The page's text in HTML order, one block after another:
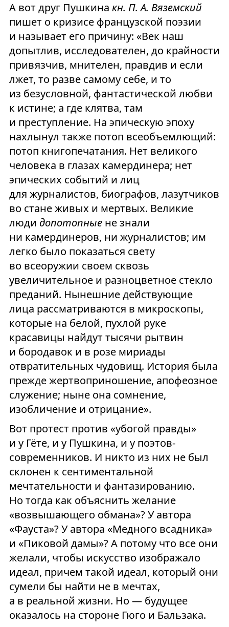
А вот друг Пушкина кн. П. А. Вяземский
пишет о кризисе французской поэзии
и называет его причину: «Век наш
допытлив, исследователен, до крайности
привязчив, мнителен, правдив и если
лжет, то разве самому себе, и то
из безусловной, фантастической любви
к истине; а где клятва, там
и преступление. На эпическую эпоху
нахлынул также потоп всеобъемлющий:
потоп книгопечатания. Нет великого
человека в глазах камердинера; нет
эпических событий и лиц
для журналистов, биографов, лазутчиков
во стане живых и мертвых. Великие
люди допотопныене знали
ни камердинеров, ни журналистов; им
легко было показаться свету
во всеоружии своем сквозь
увеличительное и разноцветное стекло
преданий. Нынешние действующие
лица рассматриваются в микроскопы,
которые на белой, пухлой руке
красавицы найдут тысячи рытвин
и бородавок и в розе мириады
отвратительных чудовищ. История была
прежде жертвоприношение, апофеозное
служение; ныне она сомнение,
изобличение и отрицание».
Вот протест против «убогой правды»
и у Гёте, и у Пушкина, и у поэтов-
современников. И никто из них не был
склонен к сентиментальной
мечтательности и фантазированию.
Но тогда как объяснить желание
«возвышающего обмана»? У автора
«Фауста»? У автора «Медного всадника»
и «Пиковой дамы»? А потому что все они
желали, чтобы искусство изображало
идеал, причем такой идеал, который они
сумели бы найти не в мечтах,
а в реальной жизни. Но — будущее
оказалось на стороне Гюго и Бальзака.